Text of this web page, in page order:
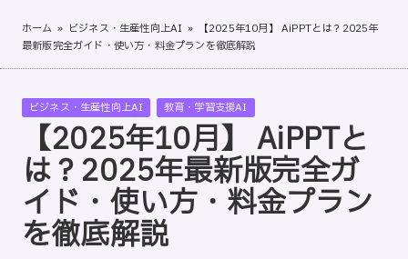
テ
ッ
プ
の
使
ガ
イ
ド
専
ホーム » ビジネス・生産性向上AI »
【2025年10月】 AiPPTとは？2025年
最新版完全ガイド・使い方・料金プランを徹底解説
Posted
ビジネス・生産性向上AI 教育・学習支援AI
【2025年10月】 AiPPTと
は？2025年最新版完全ガ
イド・使い方・料金プラン
を徹底解説